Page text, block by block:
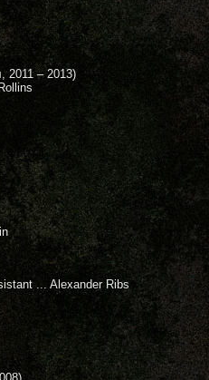
2011 – 2013)
... Alexander Ribs